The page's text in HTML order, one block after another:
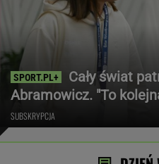
Cały świat
Abramowicz. "To
SUBSKRYPCJA